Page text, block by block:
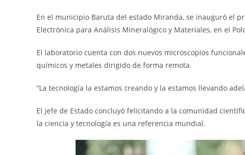
En el municipio Baruta del estado Miranda, se inauguró el
Electrónica para Análisis Mineralógico y Materiales, en el
El laboratorio cuenta con dos nuevos microscopios
químicos y metales dirigido de forma remota.
“La tecnología la estamos creando y la estamos llevando
El jefe de Estado concluyó felicitando a la comunidad
la ciencia y tecnología es una referencia mundial.